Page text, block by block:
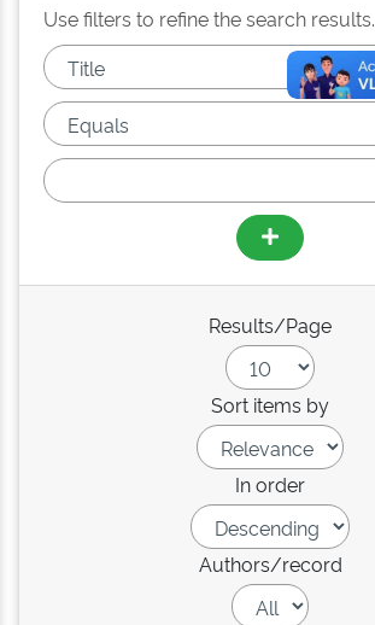
Use filters to refine the search results.
Results/Page
Sort items by
In order
Authors/record